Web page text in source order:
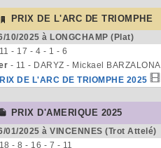
PRIX DE L'ARC DE TRIOMPHE
10/2025 à LONGCHAMP (Plat)
- 17 - 4 - 1 - 6
- 11 - DARYZ - Mickael BARZALONA
DE L'ARC DE TRIOMPHE 2025
PRIX D'AMERIQUE 2025
01/2025 à VINCENNES (Trot Attelé)
- 8 - 16 - 7 - 11